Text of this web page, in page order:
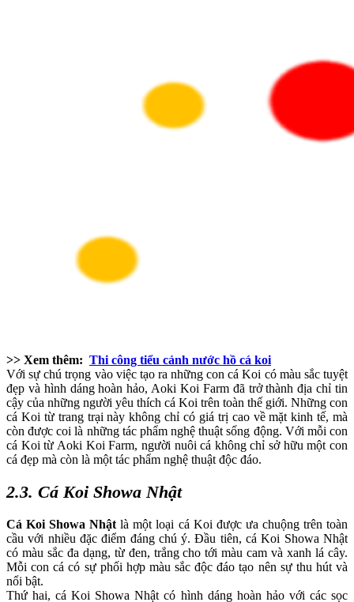
>> Xem thêm: Thi công tiểu cảnh nước hồ cá koi
Với sự chú trọng vào việc tạo ra những con cá Koi có màu sắc tuyệt
đẹp và hình dáng hoàn hảo, Aoki Koi Farm đã trở thành địa chỉ tin
cậy của những người yêu thích cá Koi trên toàn thế giới. Những con
cá Koi từ trang trại này không chỉ có giá trị cao về mặt kinh tế, mà
còn được coi là những tác phẩm nghệ thuật sống động. Với mỗi con
cá Koi từ Aoki Koi Farm, người nuôi cá không chỉ sở hữu một con
cá đẹp mà còn là một tác phẩm nghệ thuật độc đáo.
2.3. Cá Koi Showa Nhật
Cá Koi Showa Nhậtlà một loại cá Koi được ưa chuộng trên toàn
cầu với nhiều đặc điểm đáng chú ý. Đầu tiên, cá Koi Showa Nhật
có màu sắc đa dạng, từ đen, trắng cho tới màu cam và xanh lá cây.
Mỗi con cá có sự phối hợp màu sắc độc đáo tạo nên sự thu hút và
nổi bật.
Thứ hai, cá Koi Showa Nhật có hình dáng hoàn hảo với các sọc